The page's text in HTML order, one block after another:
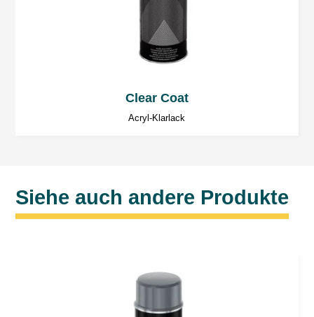
Clear Coat
Acryl-Klarlack
Siehe auch andere Produkte